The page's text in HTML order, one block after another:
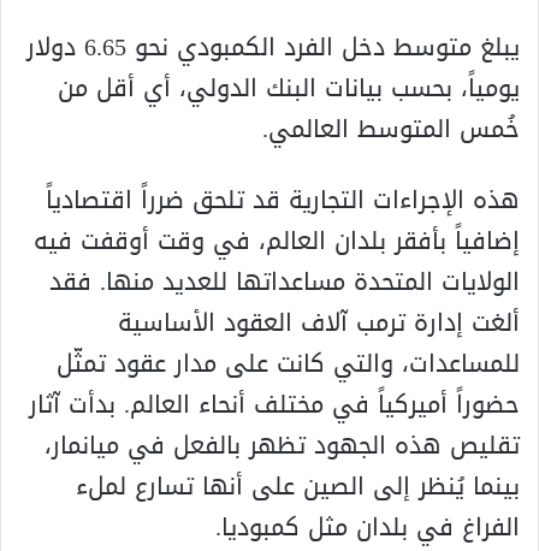
يبلغ متوسط دخل الفرد الكمبودي نحو 6.65 دولار
يومياً، بحسب بيانات البنك الدولي، أي أقل من
خُمس المتوسط العالمي.
هذه الإجراءات التجارية قد تلحق ضرراً اقتصادياً
إضافياً بأفقر بلدان العالم، في وقت أوقفت فيه
الولايات المتحدة مساعداتها للعديد منها. فقد
ألغت إدارة ترمب آلاف العقود الأساسية
للمساعدات، والتي كانت على مدار عقود تمثّل
حضوراً أميركياً في مختلف أنحاء العالم. بدأت آثار
تقليص هذه الجهود تظهر بالفعل في ميانمار،
بينما يُنظر إلى الصين على أنها تسارع لملء
الفراغ في بلدان مثل كمبوديا.